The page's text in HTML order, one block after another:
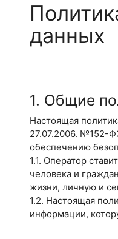
данных
1. Общие
Настоящая
27.07.2006. №152-
обеспечению
1.1. Оператор
человека и
жизни, личную и
1.2. Настоящая
информации,